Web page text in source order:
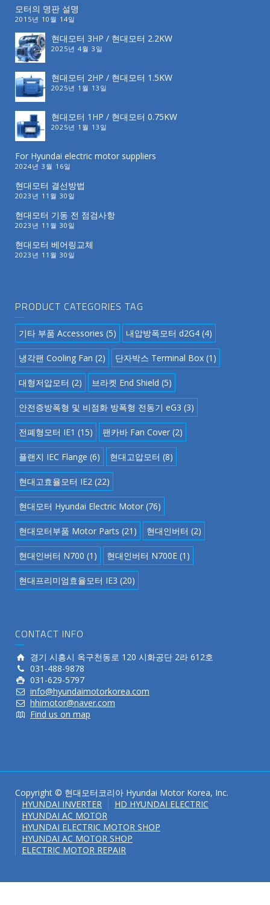
모터의 명판 설명
2015년 10월 14일
현대모터 3HP / 현대모터 2.2KW
2025년 4월 3일
현대모터 2HP / 현대모터 1.5KW
2025년 1월 13일
현대모터 1HP / 현대모터 0.75KW
2025년 1월 13일
For Hyundai electric motor suppliers
2024년 3월 16일
현대모터 결선방법
2023년 11월 30일
현대모터 기동 전 점검사항
2023년 11월 30일
현대모터 베어링교체
2023년 11월 30일
PRODUCT CATEGORIES TAG
기타 부품 Accessories (5) 내압방폭모터 d2G4 (4)
냉각팬 Cooling Fan (2) 단자박스 Terminal Box (1)
대형저압모터 (2) 브라켓 End Shield (5)
안전증방폭형 및 비점화 방폭형 전동기 eG3 (3)
전폐형모터 IE1 (15) 팬카바 Fan Cover (2)
플랜지 IEC Flange (6) 현대고압모터 (8)
현대고효율모터 IE2 (22)
현대모터 Hyundai Electric Motor (76)
현대모터부품 Motor Parts (21) 현대인버터 (2)
현대인버터 N700 (1) 현대인버터 N700E (1)
현대프리미엄효율모터 IE3 (20)
CONTACT INFO
경기 시흥시 옥구천동로 120 시화공단 2라 612호
031-488-9878
031-629-5797
info@hyundaimotorkorea.com
hhimotor@naver.com
Find us on map
Copyright © 현대모터코리아 Hyundai Motor Korea, Inc.
HYUNDAI INVERTER
HD HYUNDAI ELECTRIC
HYUNDAI AC MOTOR
HYUNDAI ELECTRIC MOTOR SHOP
HYUNDAI AC MOTOR SHOP
ELECTRIC MOTOR REPAIR